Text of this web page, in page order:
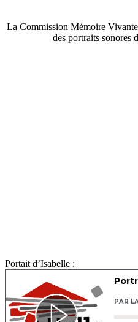
La Commission Mémoire
des portraits sonores
Portait d’Isabelle :